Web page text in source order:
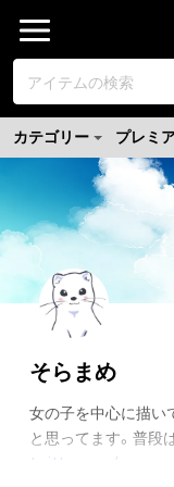
カテゴリー プレミ
そらまめ
女の子を中心に描い
twitter.com/